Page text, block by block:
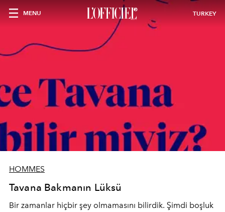
MENU TURKEY
HOMMES
Tavana Bakmanın Lüksü
Bir zamanlar hiçbir şey olmamasını bilirdik. Şimdi boşluk